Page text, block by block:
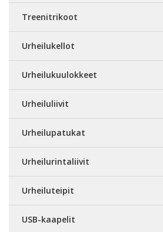
Treenitrikoot
Urheilukellot
Urheilukuulokkeet
Urheiluliivit
Urheilupatukat
Urheilurintaliivit
Urheiluteipit
USB-kaapelit